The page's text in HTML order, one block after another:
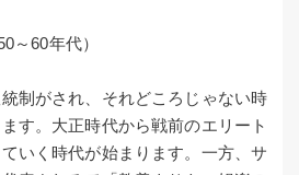
～60年代）
制がされ、それどころじゃない時
す。大正時代から戦前のエリート
いく時代が始まります。一方、サ